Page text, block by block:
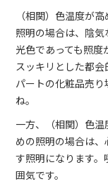
（相関）色温度が
照明の場合は、陰
光色であっても照
スッキリとした都
パートの化粧品売
ね。
一方、（相関）色
めの照明の場合は
す照明になります
囲気です。